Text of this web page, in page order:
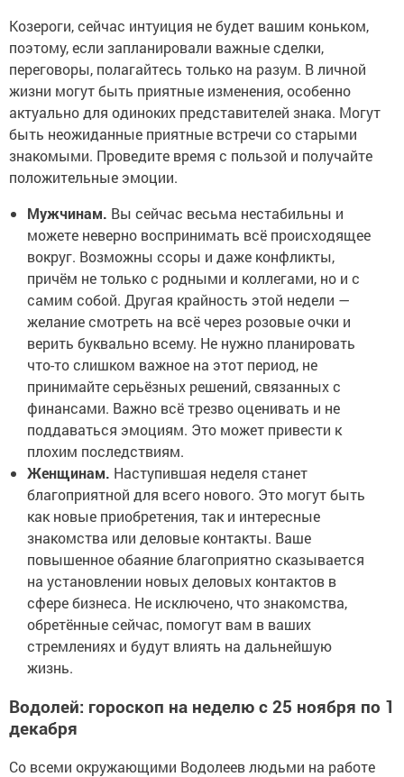
Козероги, сейчас интуиция не будет вашим коньком,
поэтому, если запланировали важные сделки,
переговоры, полагайтесь только на разум. В личной
жизни могут быть приятные изменения, особенно
актуально для одиноких представителей знака. Могут
быть неожиданные приятные встречи со старыми
знакомыми. Проведите время с пользой и получайте
положительные эмоции.
Мужчинам. Вы сейчас весьма нестабильны и
можете неверно воспринимать всё происходящее
вокруг. Возможны ссоры и даже конфликты,
причём не только с родными и коллегами, но и с
самим собой. Другая крайность этой недели —
желание смотреть на всё через розовые очки и
верить буквально всему. Не нужно планировать
что-то слишком важное на этот период, не
принимайте серьёзных решений, связанных с
финансами. Важно всё трезво оценивать и не
поддаваться эмоциям. Это может привести к
плохим последствиям.
Женщинам. Наступившая неделя станет
благоприятной для всего нового. Это могут быть
как новые приобретения, так и интересные
знакомства или деловые контакты. Ваше
повышенное обаяние благоприятно сказывается
на установлении новых деловых контактов в
сфере бизнеса. Не исключено, что знакомства,
обретённые сейчас, помогут вам в ваших
стремлениях и будут влиять на дальнейшую
жизнь.
Водолей: гороскоп на неделю с 25 ноября по 1
декабря
Со всеми окружающими Водолеев людьми на работе